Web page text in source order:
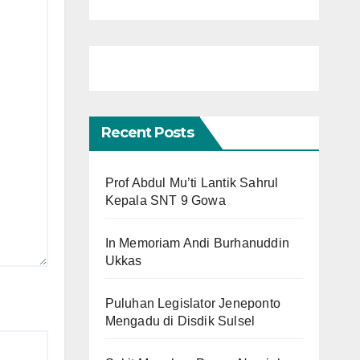
Recent Posts
Prof Abdul Mu’ti Lantik Sahrul
Kepala SNT 9 Gowa
In Memoriam Andi Burhanuddin
Ukkas
Puluhan Legislator Jeneponto
Mengadu di Disdik Sulsel